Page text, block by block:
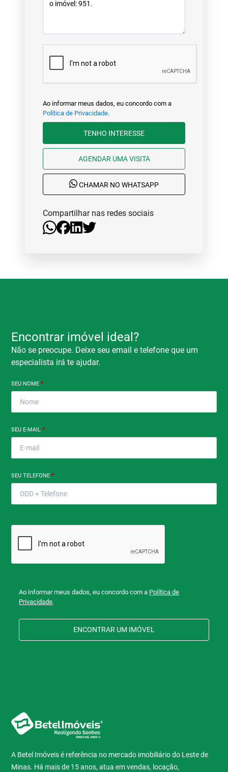
Ao informar meus dados, eu concordo com a
Política de Privacidade.
TENHO INTERESSE
AGENDAR UMA VISITA
CHAMAR NO WHATSAPP
Compartilhar nas redes sociais
Encontrar imóvel ideal?
Não se preocupe. Deixe seu email e telefone que um
especialista irá te ajudar.
SEU NOME*
SEU E-MAIL*
SEU TELEFONE*
Ao informar meus dados, eu concordo com a Política de
Privacidade.
ENCONTRAR UM IMÓVEL
A Betel Imóveis é referência no mercado imobiliário do Leste de
Minas. Há mais de 15 anos, atua em vendas, locação,